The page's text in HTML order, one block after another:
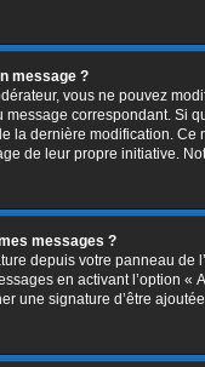
message ?
vous ne pouvez
message correspondant. Si
la dernière modification.
de leur propre initiative.
messages ?
depuis votre panneau
en activant l’option
une signature d’être